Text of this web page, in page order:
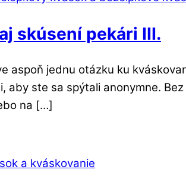
skúsení pekári III.
aspoň jednu otázku ku
aby ste sa spýtali anonymne.
na […]